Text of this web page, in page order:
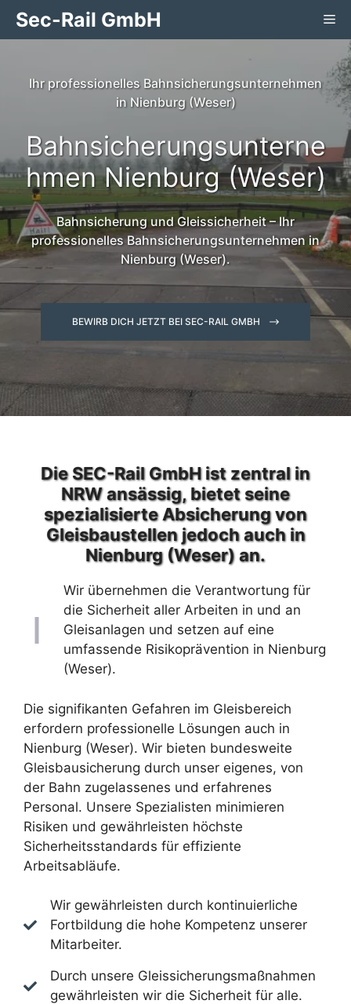
Zum
InhaltSec-Rail GmbH
Ihr professionelles Bahnsicherungsunternehmen
in Nienburg (Weser)
Bahnsicherungsunterne
hmen Nienburg (Weser)
Bahnsicherung und Gleissicherheit – Ihr
professionelles Bahnsicherungsunternehmen in
Nienburg (Weser).
BEWIRB DICH JETZT BEI SEC-RAIL GMBH
Die SEC-Rail GmbH ist zentral in
NRW ansässig, bietet seine
spezialisierte Absicherung von
Gleisbaustellen jedoch auch in
Nienburg (Weser) an.
Wir übernehmen die Verantwortung für
die Sicherheit aller Arbeiten in und an
Gleisanlagen und setzen auf eine
umfassende Risikoprävention in Nienburg
(Weser).
Die signifikanten Gefahren im Gleisbereich
erfordern professionelle Lösungen auch in
Nienburg (Weser). Wir bieten bundesweite
Gleisbausicherung durch unser eigenes, von
der Bahn zugelassenes und erfahrenes
Personal. Unsere Spezialisten minimieren
Risiken und gewährleisten höchste
Sicherheitsstandards für effiziente
Arbeitsabläufe.
Wir gewährleisten durch kontinuierliche
Fortbildung die hohe Kompetenz unserer
Mitarbeiter.
Durch unsere Gleissicherungsmaßnahmen
gewährleisten wir die Sicherheit für alle.